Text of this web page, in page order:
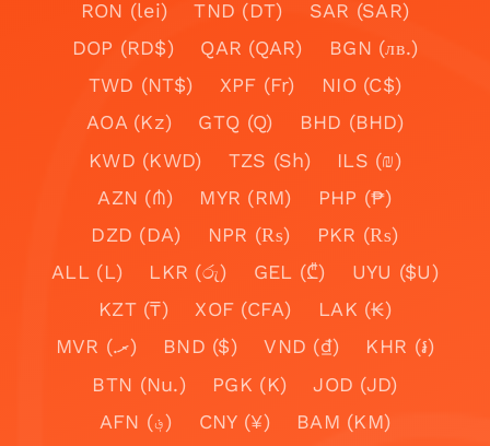
RON (lei)
TND (DT)
SAR (SAR)
DOP (RD$)
QAR (QAR)
BGN (лв.)
TWD (NT$)
XPF (Fr)
NIO (C$)
AOA (Kz)
GTQ (Q)
BHD (BHD)
KWD (KWD)
TZS (Sh)
ILS (₪)
AZN (₼)
MYR (RM)
PHP (₱)
DZD (DA)
NPR (₨)
PKR (₨)
ALL (L)
LKR (රු) GEL (₾)
UYU ($U)
KZT (₸)
XOF (CFA)
LAK (₭)
MVR (.ރ)
BND ($) VND (₫)
KHR (៛)
BTN (Nu.)
PGK (K)
JOD (JD)
AFN (؋)
CNY (¥)
BAM (KM)